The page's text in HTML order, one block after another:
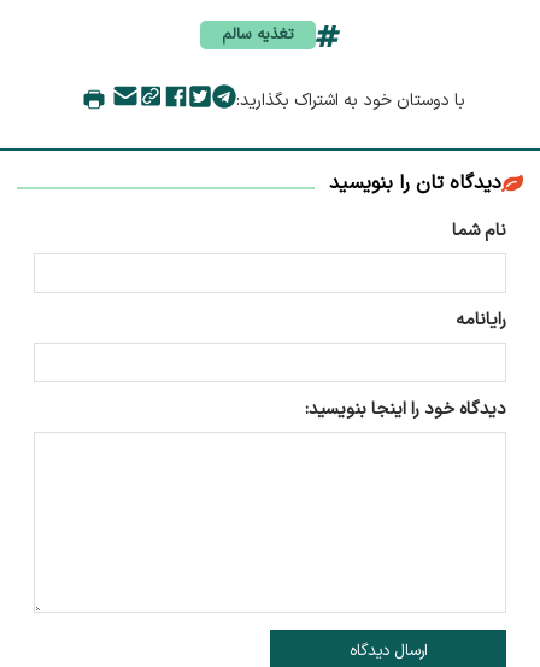
تغذیه سالم
با دوستان خود به اشتراک بگذارید:
دیدگاه تان را بنویسید
نام شما
رایانامه
دیدگاه خود را اینجا بنویسید:
ارسال دیدگاه